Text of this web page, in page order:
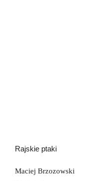
Rajskie ptaki
Maciej Brzozowski